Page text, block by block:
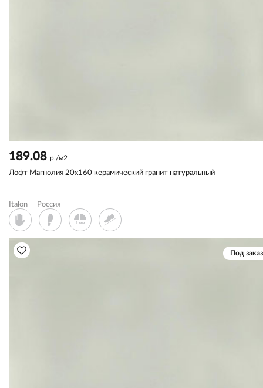
189.08 р./м2
Лофт Магнолия 20x160 керамический гранит натуральный
Italon Россия
Под заказ